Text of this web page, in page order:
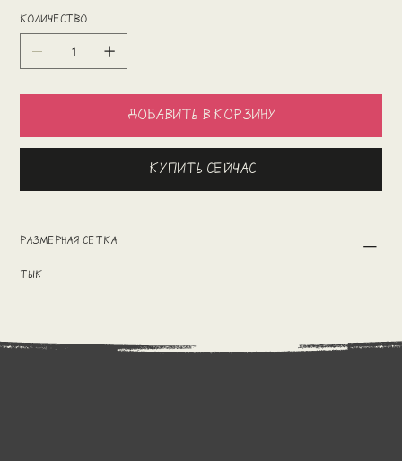
Количество
Добавить в корзину
Купить сейчас
Размерная сетка
тык